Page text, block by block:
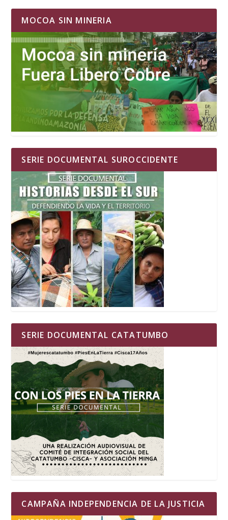
MOCOA SIN MINERIA
SERIE DOCUMENTAL SUROCCIDENTE
SERIE DOCUMENTAL CATATUMBO
CAMPAÑA INDEPENDENCIA DE LA JUSTICIA